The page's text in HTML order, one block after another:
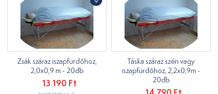
Zsák száraz iszapfürdőhöz,
2,0x0,9 m - 20db
13 190 Ft
Táska száraz szén vagy
iszapfürdőhöz, 2,2x0,9m -
20db